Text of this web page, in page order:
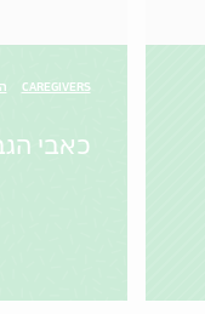
CAREGIVERS
כאבי